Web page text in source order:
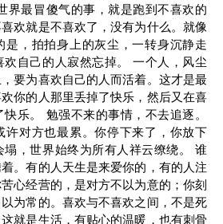
界最冒傻气的事，就是跑到不喜欢的
欢就是不喜欢了，没有为什么。就像
是，拍拍身上的灰尘，一转身沉静走
自己的人寂然忘掉。 一个人，风尘
要为喜欢自己的人而活着。这才是最
你的人那里丢掉了快乐，然后又在喜
乐。 勉强不来的事情，不去追逐。
许对方也最累。你停下来了，你放下
塌，世界始终为所有人祥云缭绕。 谁
。有的人天生是来爱你的，有的人注
心经营的，是对方不以为意的；你刻
为常的。喜欢与不喜欢之间，不是死
就是生活，有贴心的温暖，也有刺骨